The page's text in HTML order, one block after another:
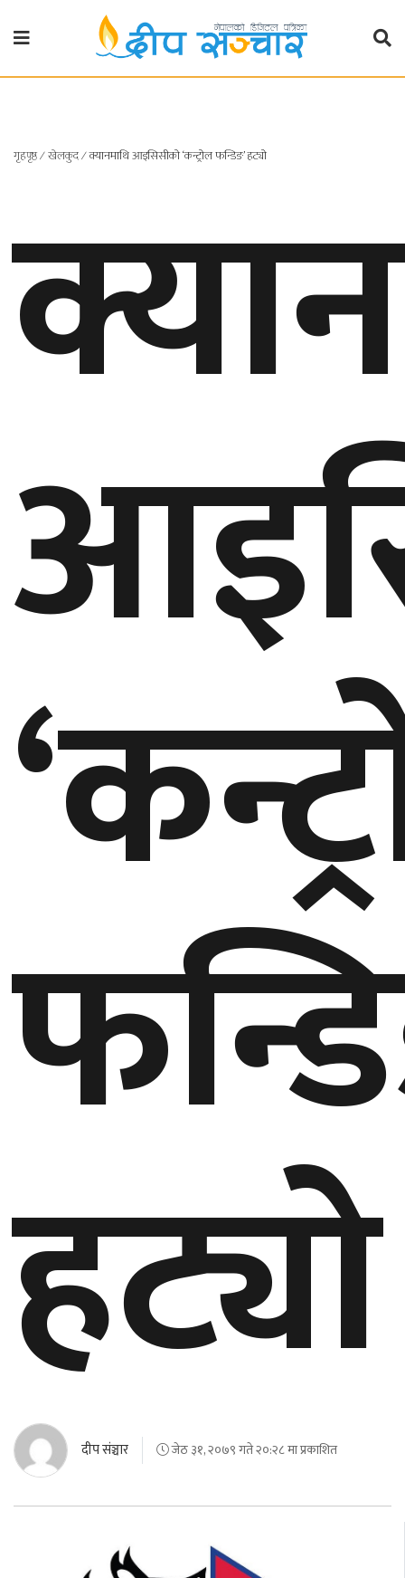
गृहपृष्ठ
प्रदेश
१
प्रदेश
२
बाग्मती
प्रदेश
५
कर्णाली
प्रदेश
सुदूरपश्चिम
विचार
मनाेरञ्जन
गल्फ
बेलायत
जापान
क्यानाडा
गृहपृष्ठ∕खेलकुद∕क्यानमाथि आइसिसीको ‘कन्ट्रोल फन्डिङ’ हट्यो
हट्यो
दीप संञ्चार जेठ ३१, २०७९ गते २०:२८ मा प्रकाशित